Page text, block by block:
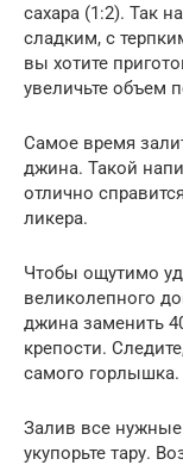
сахара (1:2). Так
сладким, с
вы хотите
увеличьте объем
Самое время
джина. Такой
отлично
ликера.
Чтобы ощутимо
великолепного
джина заменить
крепости.
самого горлышка.
Залив все
укупорьте тару.